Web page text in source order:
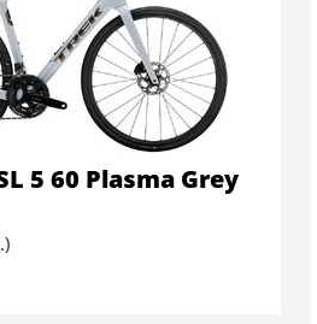
5 60 Plasma Grey